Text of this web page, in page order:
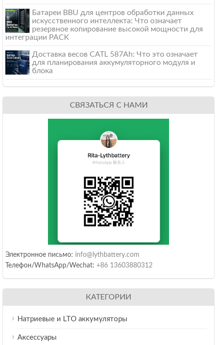
Батареи BBU для центров обработки данных
искусственного интеллекта: Что означает
резервное копирование высокой мощности для
интеграции PACK
Доставка весов CATL 587Ah: Что это означает
для планирования аккумуляторного модуля и
блока
СВЯЗАТЬСЯ С НАМИ
Электронное письмо: info@lythbattery.com
Телефон/WhatsApp/Wechat: +86 13603880312
КАТЕГОРИИ
Натриевые и LTO аккумуляторы
Аксессуары